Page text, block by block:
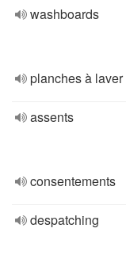
washboards
planches à laver
assents
consentements
despatching